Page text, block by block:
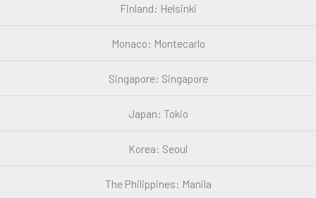
Finland: Helsinki
Monaco: Montecarlo
Singapore: Singapore
Japan: Tokio
Korea: Seoul
The Philippines: Manila